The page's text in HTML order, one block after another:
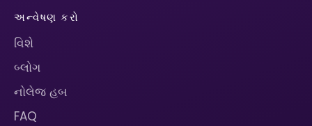
અન્વેષણ કરો
વિશે
બ્લોગ
નોલેજ હબ
FAQ